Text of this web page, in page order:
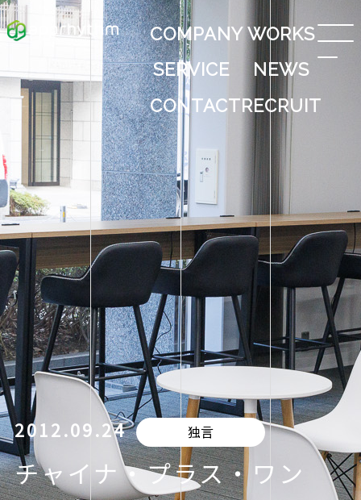
COMPANYWORKS
SERVICE
NEWS
CONTACTRECRUIT
2012.09.24 独言
チャイナ・プラス・ワン